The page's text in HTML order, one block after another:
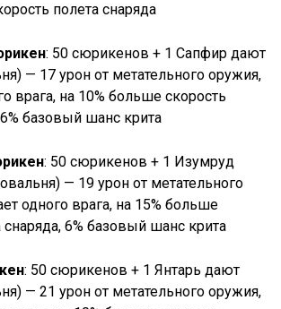
полета снаряда
: 50 сюрикенов + 1 Сапфир дают
— 17 урон от метательного оружия,
врага, на 10% больше скорость
базовый шанс крита
: 50 сюрикенов + 1 Изумруд
— 19 урон от метательного
одного врага, на 15% больше
снаряда, 6% базовый шанс крита
: 50 сюрикенов + 1 Янтарь дают
— 21 урон от метательного оружия,